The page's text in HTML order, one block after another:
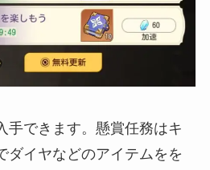
手できます。懸賞任務はキ
ダイヤなどのアイテムをを